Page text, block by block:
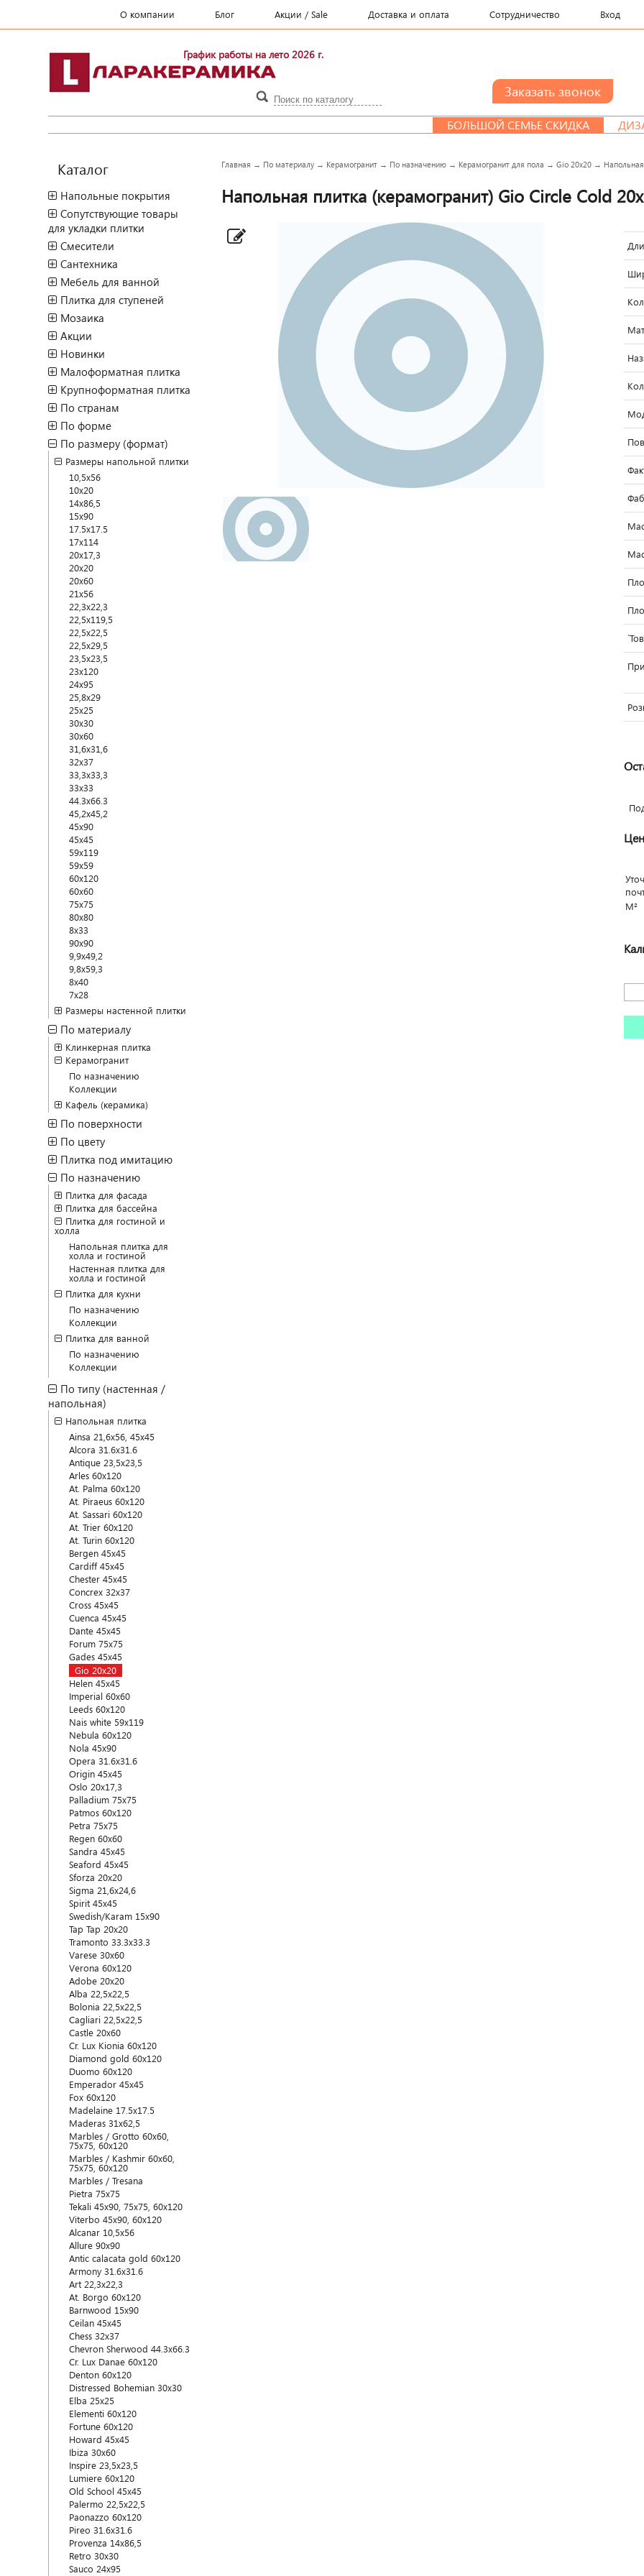
О компании Блог Акции / Sale Доставка и оплата Сотрудничество Вход
График работы на лето 2026 г.
БОЛЬШОЙ СЕМЬЕ СКИДКА ДИЗАЙН-
Каталог
Напольные покрытия
Сопутствующие товары
для укладки плитки
Смесители
Сантехника
Мебель для ванной
Плитка для ступеней
Мозаика
Акции
Новинки
Малоформатная плитка
Крупноформатная плитка
По странам
По форме
По размеру (формат)
Размеры напольной плитки
10,5x56
10x20
14x86,5
15x90
17.5x17.5
17x114
20x17,3
20x20
20x60
21x56
22,3x22,3
22,5x119,5
22,5x22,5
22,5x29,5
23,5x23,5
23x120
24x95
25,8x29
25x25
30x30
30x60
31,6x31,6
32x37
33,3x33,3
33x33
44.3x66.3
45,2х45,2
45x90
45х45
59x119
59x59
60x120
60х60
75x75
80x80
8х33
90x90
9,9x49,2
9,8x59,3
8x40
7x28
Размеры настенной плитки
По материалу
Клинкерная плитка
Керамогранит
По назначению
Коллекции
Кафель (керамика)
По поверхности
По цвету
Плитка под имитацию
По назначению
Плитка для фасада
Плитка для бассейна
Плитка для гостиной и
холла
Напольная плитка для
холла и гостиной
Настенная плитка для
холла и гостиной
Плитка для кухни
По назначению
Коллекции
Плитка для ванной
По назначению
Коллекции
По типу (настенная /
напольная)
Напольная плитка
Ainsa 21,6x56, 45x45
Alcora 31.6x31.6
Antique 23,5x23,5
Arles 60x120
At. Palma 60x120
At. Piraeus 60x120
At. Sassari 60x120
At. Trier 60x120
At. Turin 60x120
Bergen 45x45
Cardiff 45x45
Chester 45x45
Concrex 32x37
Cross 45x45
Cuenca 45x45
Dante 45x45
Forum 75x75
Gades 45x45
Gio 20x20
Helen 45x45
Imperial 60x60
Leeds 60x120
Nais white 59x119
Nebula 60x120
Nola 45x90
Opera 31.6x31.6
Origin 45x45
Oslo 20x17,3
Palladium 75x75
Patmos 60x120
Petra 75x75
Regen 60x60
Sandra 45x45
Seaford 45x45
Sforza 20x20
Sigma 21,6x24,6
Spirit 45x45
Swedish/Karam 15x90
Tap Tap 20x20
Tramonto 33.3x33.3
Varese 30x60
Verona 60x120
Adobe 20x20
Alba 22,5x22,5
Bolonia 22,5x22,5
Cagliari 22,5x22,5
Castle 20x60
Cr. Lux Kionia 60x120
Diamond gold 60x120
Duomo 60x120
Emperador 45x45
Fox 60x120
Madelaine 17.5x17.5
Maderas 31x62,5
Marbles / Grotto 60x60,
75x75, 60x120
Marbles / Kashmir 60x60,
75x75, 60x120
Marbles / Tresana
Pietra 75x75
Tekali 45x90, 75x75, 60x120
Viterbo 45x90, 60x120
Alcanar 10,5x56
Allure 90x90
Antic calacata gold 60x120
Armony 31.6x31.6
Art 22,3x22,3
At. Borgo 60x120
Barnwood 15x90
Ceilan 45x45
Chess 32x37
Chevron Sherwood 44.3х66.3
Cr. Lux Danae 60x120
Denton 60x120
Distressed Bohemian 30x30
Elba 25x25
Elementi 60x120
Fortune 60x120
Howard 45x45
Ibiza 30x60
Inspire 23,5x23,5
Lumiere 60x120
Old School 45x45
Palermo 22,5x22,5
Paonazzo 60x120
Pireo 31.6x31.6
Provenza 14x86,5
Retro 30x30
Sauco 24x95
Главная → По материалу → Керамогранит → По назначению → Керамогранит для пола →Gio 20x20 →
Напольная плитка (керамогранит) Gio Circle Cold
М²